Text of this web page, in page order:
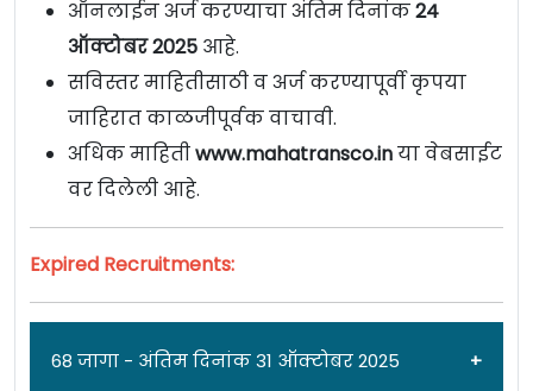
ऑनलाईन अर्ज करण्याचा अंतिम दिनांक24
ऑक्टोबर 2025 आहे.
सविस्तर माहितीसाठी व अर्ज करण्यापूर्वी कृपया
जाहिरात काळजीपूर्वक वाचावी.
अधिक माहितीwww.mahatransco.inया वेबसाईट
वर दिलेली आहे.
Expired Recruitments:
68 जागा - अंतिम दिनांक 31 ऑक्टोबर 2025